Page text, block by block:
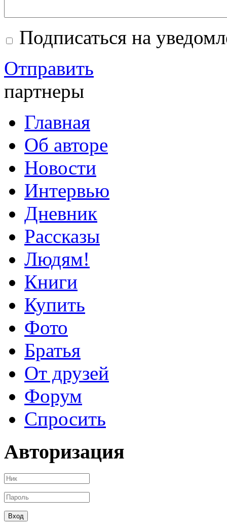
Подписаться на
Отправить
партнеры
Главная
Об авторе
Новости
Интервью
Дневник
Рассказы
Людям!
Книги
Купить
Фото
Братья
От друзей
Форум
Спросить
Авторизация